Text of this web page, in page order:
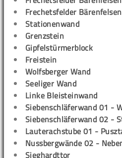
Frechetsfelder
Stationenwand
Grenzstein
Gipfelstürmerblock
Freistein
Wolfsberger Wand
Seeliger Wand
Linke Bleisteinwand
Siebenschläferwand 01 -
Siebenschläferwand 02 -
Lauterachstube 01 -
Nussbergwände 02 -
Sieghardttor